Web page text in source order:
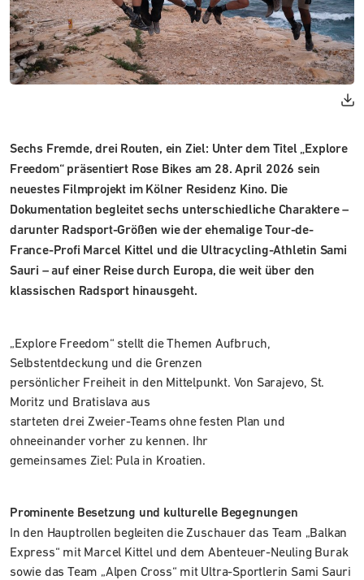
Sechs Fremde, drei Routen, ein Ziel: Unter dem Titel „Explore
Freedom“ präsentiert Rose Bikes am 28. April 2026 sein
neuestes Filmprojekt im Kölner Residenz Kino. Die
Dokumentation begleitet sechs unterschiedliche Charaktere –
darunter Radsport-Größen wie der ehemalige Tour-de-
France-Profi Marcel Kittel und die Ultracycling-Athletin Sami
Sauri – auf einer Reise durch Europa, die weit über den
klassischen Radsport hinausgeht.
„Explore Freedom“ stellt die Themen Aufbruch,
Selbstentdeckung und die Grenzen
persönlicher Freiheit in den Mittelpunkt. Von Sarajevo, St.
Moritz und Bratislava aus
starteten drei Zweier-Teams ohne festen Plan und
ohneeinander vorher zu kennen. Ihr
gemeinsames Ziel: Pula in Kroatien.
Prominente Besetzung und kulturelle Begegnungen
In den Hauptrollen begleiten die Zuschauer das Team „Balkan
Express“ mit Marcel Kittel und dem Abenteuer-Neuling Burak
sowie das Team „Alpen Cross“ mit Ultra-Sportlerin Sami Sauri